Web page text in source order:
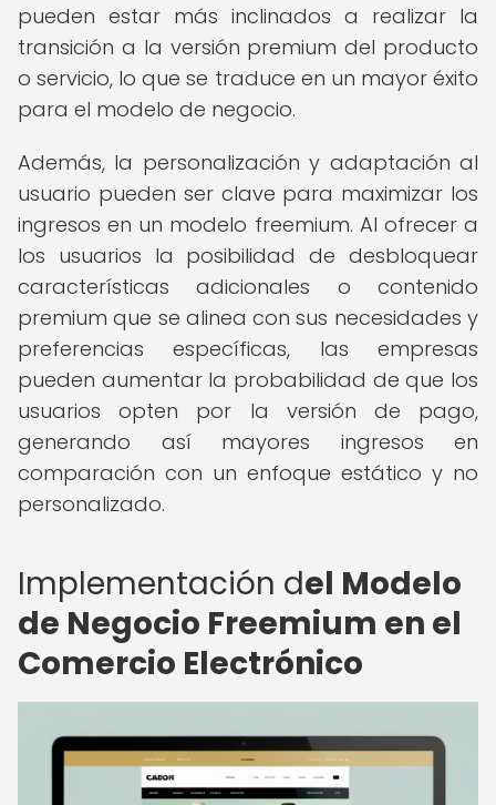
pueden estar más inclinados a realizar la
transición a la versión premium del producto
o servicio, lo que se traduce en un mayor éxito
para el modelo de negocio.
Además, la personalización y adaptación al
usuario pueden ser clave para maximizar los
ingresos en un modelo freemium. Al ofrecer a
los usuarios la posibilidad de desbloquear
características adicionales o contenido
premium que se alinea con sus necesidades y
preferencias específicas, las empresas
pueden aumentar la probabilidad de que los
usuarios opten por la versión de pago,
generando así mayores ingresos en
comparación con un enfoque estático y no
personalizado.
Implementación del Modelo
de Negocio Freemium en el
Comercio Electrónico